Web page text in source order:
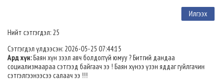
Нийт сэтгэгдэл: 25
Сэтгэгдэл үлдээсэн: 2026-05-25 07:44:15
Ард хүн:Баян хүн зээл авч болдоггүй юмуу ? Битгий дандаа
социализмаараа сэтгээд байгаач ээ ! Баян хүнээ үзэн яддаг гуйлгачин
сэтгэлгээнээсээ салаач ээ !!!